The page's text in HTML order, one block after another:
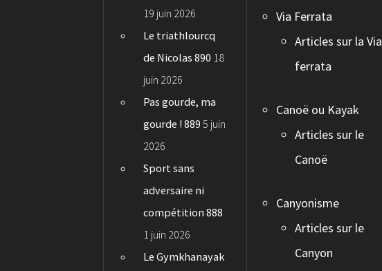
19 juin 2026
Le triathlourcq
de Nicolas 890 18
juin 2026
Pas gourde, ma
gourde ! 889 5 juin
2026
Sport sans
adversaire ni
compétition 888
1 juin 2026
Le Gymkhanayak
Via Ferrata
Articles sur la Via
ferrata
Canoë ou Kayak
Articles sur le
Canoë
Canyonisme
Articles sur le
Canyon